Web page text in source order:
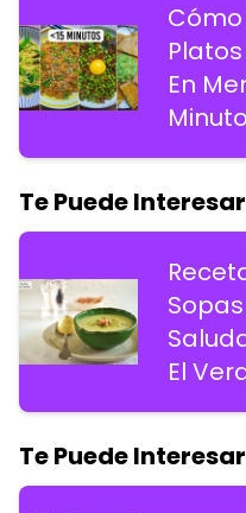
En
Te Puede
El
Te Puede